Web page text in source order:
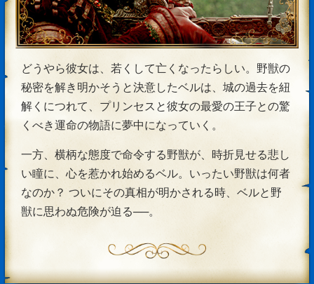
どうやら彼女は、若くして亡くなったらしい。野獣の
秘密を解き明かそうと決意したベルは、城の過去を紐
解くにつれて、プリンセスと彼女の最愛の王子との驚
くべき運命の物語に夢中になっていく。
一方、横柄な態度で命令する野獣が、時折見せる悲し
い瞳に、心を惹かれ始めるベル。いったい野獣は何者
なのか？ ついにその真相が明かされる時、ベルと野
獣に思わぬ危険が迫る──。